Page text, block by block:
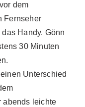
dem
Fernseher
Handy. Gönn
30 Minuten
Unterschied
abends leichte